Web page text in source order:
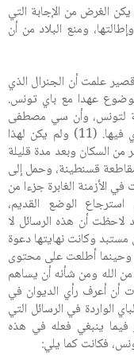
الغرض من الإجابة التي
ومنع البلاد من أن
علمت أن الجنرال الذي
عهدا مع باي تونس.
لتونس، وأن سي مصطفى
أخا العاهل التونسي هو الذي يتقلد مرتبة الباي فيها. (11) ولم يكن لهذا
السكان وبعد مدة قليلة
قسنطينة، وحمل إلى
الأزمنة الغابرة جزءا من
الوضع القديم،
لاحظت أن هذه الرسائل لا
وكانت نهايتها دعوة
حتى أطرد من بايلك قسنطينة. (12) وحينما أطلعت على محتوى
من الله ومن شأنه أن يساهم
أن أعرف رأي الديوان في
الواردة في الرسائل التي
فيما ينبغي فعله في هذه
فكانت كما يلي: